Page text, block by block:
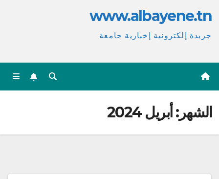
www.albayene.tn
جريدة إلكترونية إخبارية جامعة
الشهر: أبريل 2024